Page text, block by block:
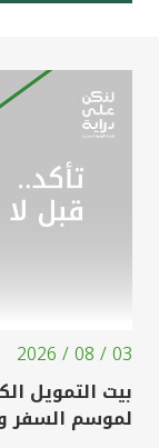
03 / 08 / 2026
بيت التمويل
لموسم السفر